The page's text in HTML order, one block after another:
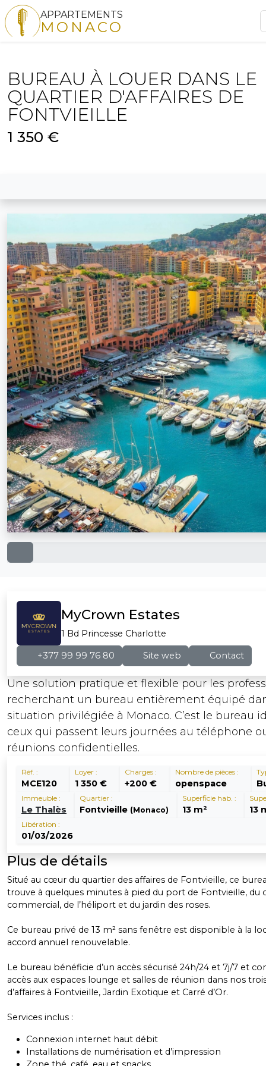
APPARTEMENTS
MONACO
BUREAU À LOUER DANS LE
QUARTIER D'AFFAIRES DE
FONTVIEILLE
1 350 €
MyCrown Estates
1 Bd Princesse Charlotte
+377 99 99 76 80 Site web Contact
Une solution pratique et flexible pour les
recherchant un bureau entièrement équipé
situation privilégiée à Monaco. C’est le bureau
ceux qui passent leurs journées au téléphone
réunions confidentielles.
Réf. :
MCE120
Loyer :
1 350 €
Charges :
+200 €
Nombre de pièces :
openspace
Immeuble :
Le Thalès
Quartier :
Fontvieille (Monaco)
Superficie hab. :
13 m² 13
Libération :
01/03/2026
Plus de détails
Situé au cœur du quartier des affaires de Fontvieille, ce
trouve à quelques minutes à pied du port de Fontvieille, du
commercial, de l’héliport et du jardin des roses.
Ce bureau privé de 13 m² sans fenêtre est disponible à la
accord annuel renouvelable.
Le bureau bénéficie d’un accès sécurisé 24h/24 et 7j/7 et
accès aux espaces lounge et salles de réunion dans nos
d’affaires à Fontvieille, Jardin Exotique et Carré d’Or.
Services inclus :
Connexion internet haut débit
Installations de numérisation et d’impression